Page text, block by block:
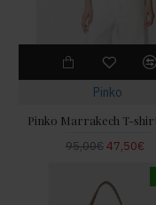
Pinko
95,00€47,50€